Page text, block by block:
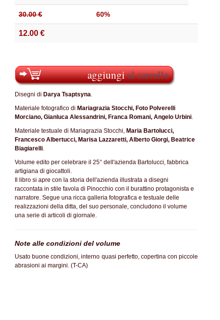
30.00 € 60%
12.00 €
aggiungial carrello
Disegni di Darya Tsaptsyna.
Materiale fotografico di Mariagrazia Stocchi, Foto Polverelli
Morciano, Gianluca Alessandrini, Franca Romani, Angelo Urbini.
Materiale testuale di Mariagrazia Stocchi, Maria Bartolucci,
Francesco Albertucci, Marisa Lazzaretti, Alberto Giorgi, Beatrice
Biagiarelli.
Volume edito per celebrare il 25° dell'azienda Bartolucci, fabbrica
artigiana di giocattoli.
Il libro si apre con la storia dell'azienda illustrata a disegni
raccontata in stile favola di Pinocchio con il burattino protagonista e
narratore. Segue una ricca galleria fotografica e testuale delle
realizzazioni della ditta, del suo personale, concludono il volume
una serie di articoli di giornale.
Note alle condizioni del volume
Usato buone condizioni, interno quasi perfetto, copertina con piccole
abrasioni ai margini. (T-CA)